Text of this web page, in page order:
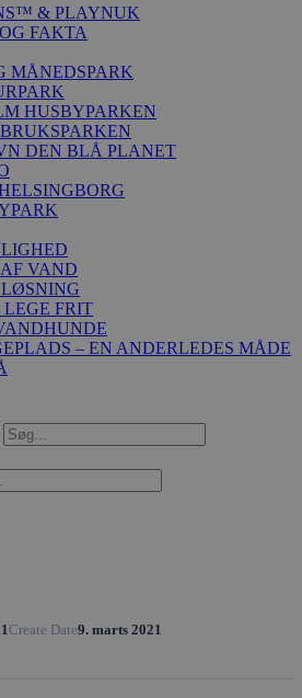
& PLAYNUK
FAKTA
MÅNEDSPARK
HUSBYPARKEN
DEN BLÅ PLANET
VAND
FRIT
– EN ANDERLEDES MÅDE
1Create Date9. marts 2021